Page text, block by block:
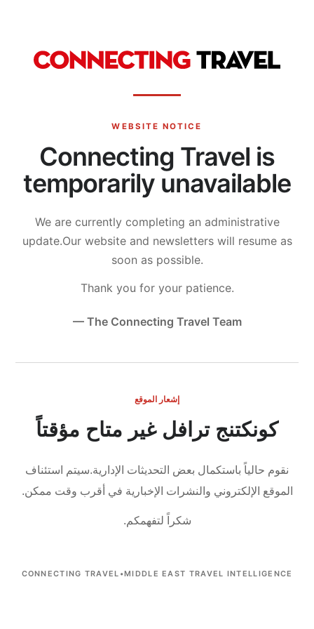
WEBSITE NOTICE
Connecting Travel is
temporarily unavailable
We are currently completing an administrative
update.Our website and newsletters will resume as
soon as possible.
Thank you for your patience.
— The Connecting Travel Team
إشعار الموقع
كونكتنج ترافل غير متاح مؤقتاً
نقوم حالياً باستكمال بعض التحديثات الإدارية.سيتم استئناف
الموقع الإلكتروني والنشرات الإخبارية في أقرب وقت ممكن.
شكراً لتفهمكم.
CONNECTING TRAVEL •MIDDLE EAST TRAVEL INTELLIGENCE